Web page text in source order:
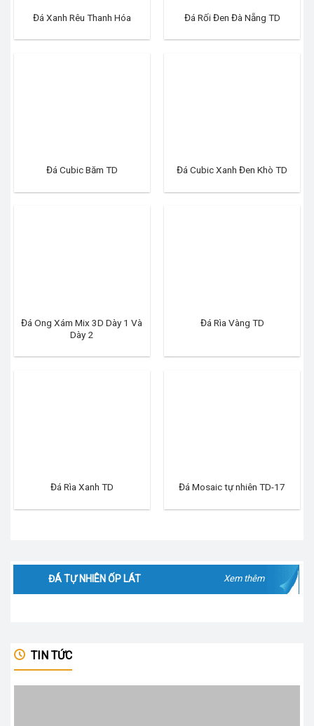
Đá Xanh Rêu Thanh Hóa Đá Rối Đen Đà Nẵng TD
Đá Cubic Băm TD Đá Cubic Xanh Đen Khò TD
Đá Ong Xám Mix 3D Dày 1 Và
Dày 2
Đá Rìa Vàng TD
Đá Rìa Xanh TD Đá Mosaic tự nhiên TD-17
ĐÁ TỰ NHIÊN ỐP LÁT Xem thêm
TIN TỨC